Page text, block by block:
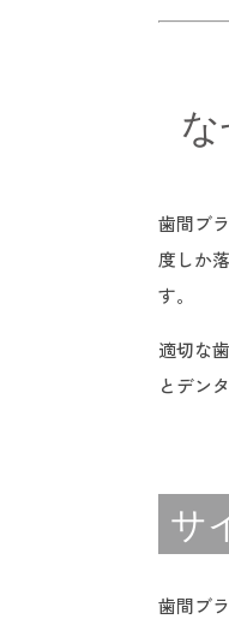
歯間ブ
度しか
す。
適切な
とデン
サ
歯間ブ